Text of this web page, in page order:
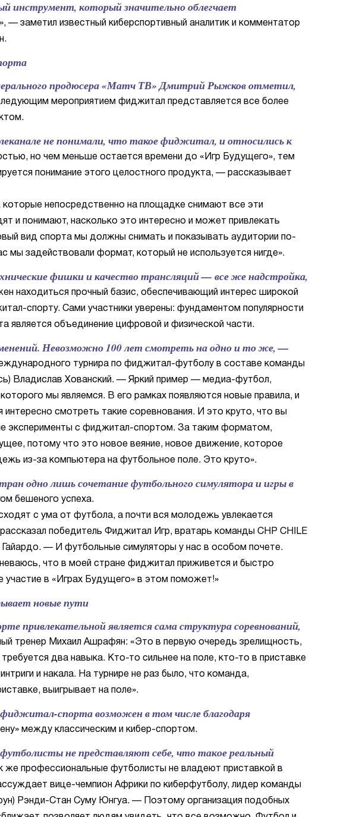
инструмент, который значительно облегчает
— заметил известный киберспортивный аналитик и комментатор
продюсера «Матч ТВ» Дмитрий Рыжков отметил,
мероприятием фиджитал представляется все более
не понимали, что такое фиджитал, и относились к
но чем меньше остается времени до «Игр Будущего», тем
понимание этого целостного продукта, — рассказывает
которые непосредственно на площадке снимают все эти
и понимают, насколько это интересно и может привлекать
вид спорта мы должны снимать и показывать аудитории по-
мы задействовали формат, который не используется нигде».
фишки и качество трансляций — все же надстройка,
находиться прочный базис, обеспечивающий интерес широкой
спорту. Сами участники уверены: фундаментом популярности
является объединение цифровой и физической части.
Невозможно 100 лет смотреть на одно и то же, —
турнира по фиджитал-футболу в составе команды
Владислав Хованский. — Яркий пример — медиа-футбол,
мы являемся. В его рамках появляются новые правила, и
интересно смотреть такие соревнования. И это круто, что вы
эксперименты с фиджитал-спортом. За таким форматом,
потому что это новое веяние, новое движение, которое
из-за компьютера на футбольное поле. Это круто».
одно лишь сочетание футбольного симулятора и игры в
бешеного успеха.
с ума от футбола, а почти вся молодежь увлекается
победитель Фиджитал Игр, вратарь команды CHP CHILE
— И футбольные симуляторы у нас в особом почете.
что в моей стране фиджитал приживется и быстро
участие в «Играх Будущего» в этом поможет!»
новые пути
привлекательной является сама структура соревнований,
тренер Михаил Ашрафян: «Это в первую очередь зрелищность,
требуется два навыка. Кто-то сильнее на поле, кто-то в приставке
и накала. На турнире не раз было, что команда,
выигрывает на поле».
спорта возможен в том числе благодаря
между классическим и кибер-спортом.
не представляют себе, что такое реальный
же профессиональные футболисты не владеют приставкой в
вице-чемпион Африки по киберфутболу, лидер команды
Рэнди-Стан Суму Юнгуа. — Поэтому организация подобных